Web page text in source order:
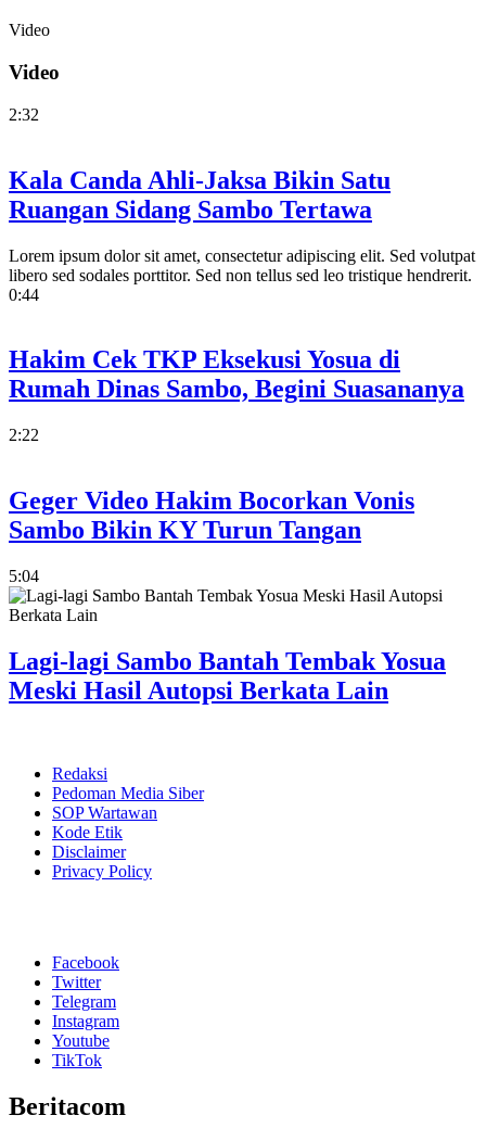
Video
Video
2:32
Kala Canda Ahli-Jaksa Bikin Satu
Ruangan Sidang Sambo Tertawa
Lorem ipsum dolor sit amet, consectetur adipiscing elit. Sed volutpat
libero sed sodales porttitor. Sed non tellus sed leo tristique hendrerit.
0:44
Hakim Cek TKP Eksekusi Yosua di
Rumah Dinas Sambo, Begini Suasananya
2:22
Geger Video Hakim Bocorkan Vonis
Sambo Bikin KY Turun Tangan
5:04
Lagi-lagi Sambo Bantah Tembak Yosua
Meski Hasil Autopsi Berkata Lain
Redaksi
Pedoman Media Siber
SOP Wartawan
Kode Etik
Disclaimer
Privacy Policy
Facebook
Twitter
Telegram
Instagram
Youtube
TikTok
Beritacom